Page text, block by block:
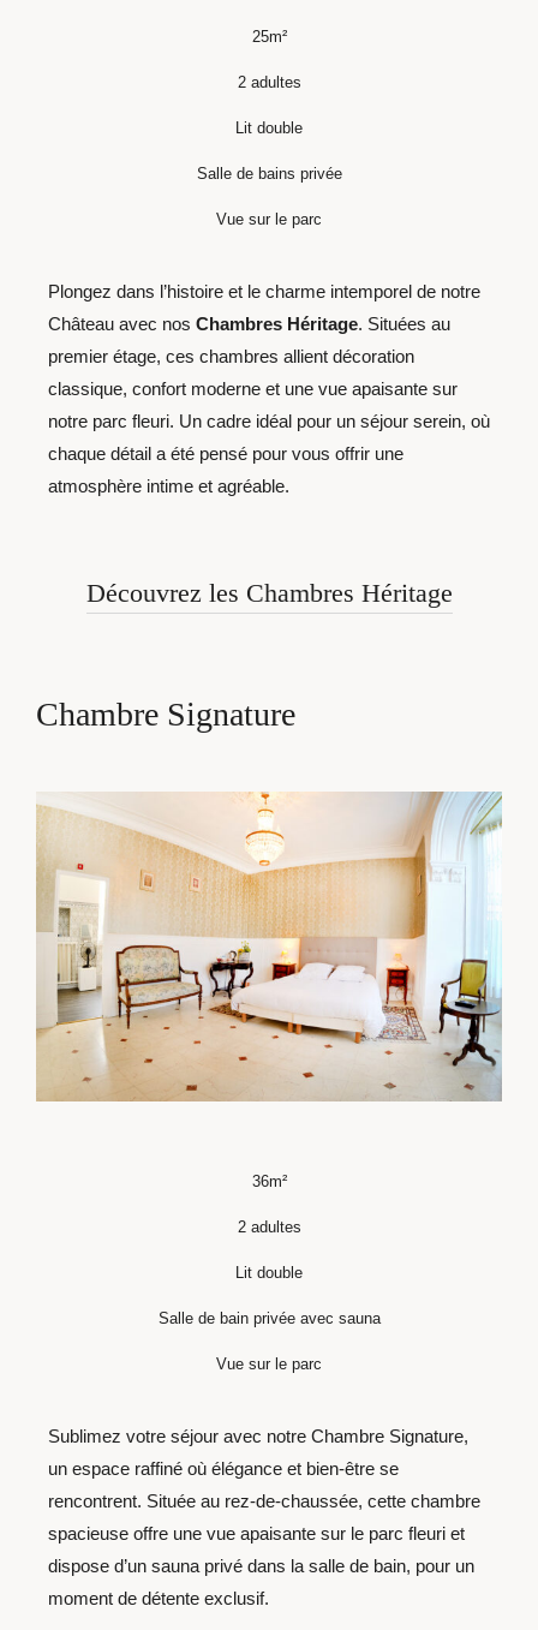
Plongez dans l’histoire et le charme intemporel de notre
Château avec nos Chambres Héritage. Situées au
premier étage, ces chambres allient décoration
classique, confort moderne et une vue apaisante sur
notre parc fleuri. Un cadre idéal pour un séjour serein, où
chaque détail a été pensé pour vous offrir une
atmosphère intime et agréable.
Découvrez les Chambres Héritage
25m²
2 adultes
Lit double
Salle de bains privée
Vue sur le parc
Chambre Signature
Sublimez votre séjour avec notre Chambre Signature,
un espace raffiné où élégance et bien-être se
rencontrent. Située au rez-de-chaussée, cette chambre
spacieuse offre une vue apaisante sur le parc fleuri et
dispose d’un sauna privé dans la salle de bain, pour un
moment de détente exclusif.
36m²
2 adultes
Lit double
Salle de bain privée avec sauna
Vue sur le parc